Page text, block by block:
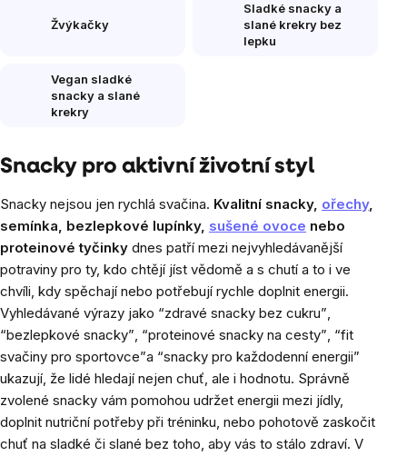
Žvýkačky
Sladké snacky a
slané krekry bez
lepku
Vegan sladké
snacky a slané
krekry
Snacky pro aktivní životní styl
Snacky nejsou jen rychlá svačina. Kvalitní snacky, ořechy,
semínka, bezlepkové lupínky, sušené ovoce nebo
proteinové tyčinky dnes patří mezi nejvyhledávanější
potraviny pro ty, kdo chtějí jíst vědomě a s chutí a to i ve
chvíli, kdy spěchají nebo potřebují rychle doplnit energii.
Vyhledávané výrazy jako “zdravé snacky bez cukru”,
“bezlepkové snacky”, “proteinové snacky na cesty”, “fit
svačiny pro sportovce”a “snacky pro každodenní energii”
ukazují, že lidé hledají nejen chuť, ale i hodnotu. Správně
zvolené snacky vám pomohou udržet energii mezi jídly,
doplnit nutriční potřeby při tréninku, nebo pohotově zaskočit
chuť na sladké či slané bez toho, aby vás to stálo zdraví. V